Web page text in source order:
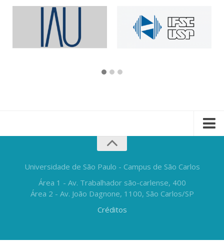
Universidade de São Paulo - Campus de São Carlos
Área 1 - Av. Trabalhador são-carlense, 400
Área 2 - Av. João Dagnone, 1100, São Carlos/SP
Créditos